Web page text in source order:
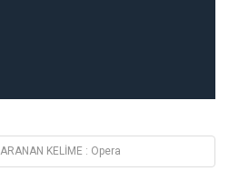
ARANAN KELİME : Opera